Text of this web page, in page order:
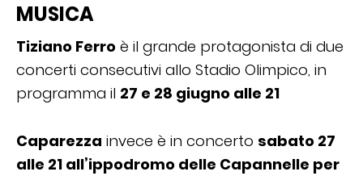
MUSICA
Tiziano Ferro è il grande protagonista di due
concerti consecutivi allo Stadio Olimpico, in
programma il 27 e 28 giugno alle 21
Caparezza invece è in concerto sabato 27
alle 21 all’ippodromo delle Capannelle per